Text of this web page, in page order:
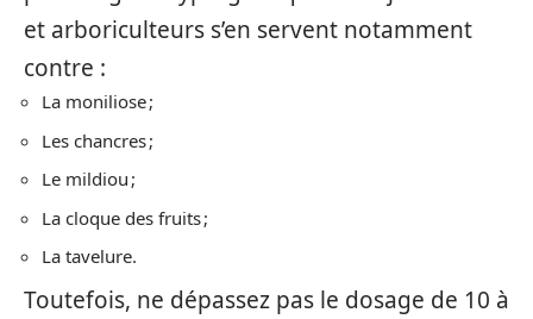
et arboriculteurs s’en servent notamment
contre :
La moniliose ;
Les chancres ;
Le mildiou ;
La cloque des fruits ;
La tavelure.
Toutefois, ne dépassez pas le dosage de 10 à